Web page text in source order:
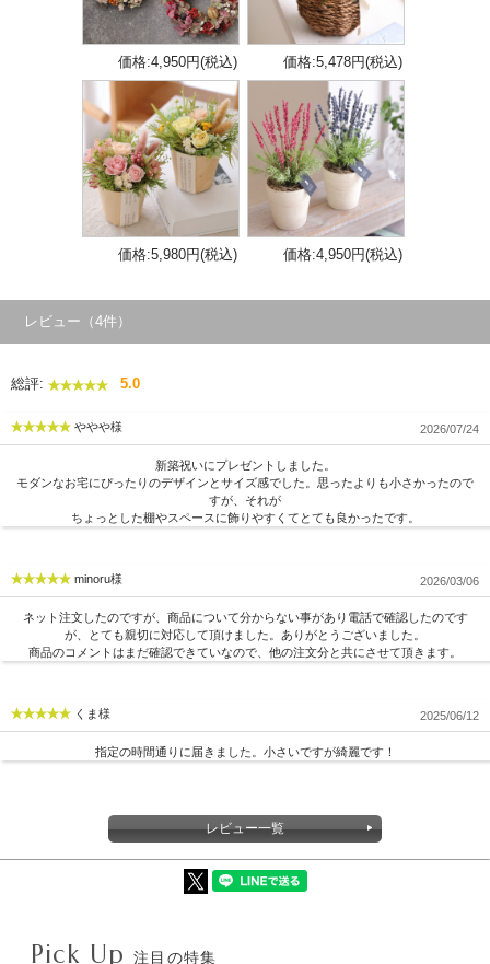
価格:4,950円(税込) 価格:5,478円(税込)
価格:5,980円(税込) 価格:4,950円(税込)
レビュー（4件）
総評: 5.0
ややや様 2026/07/24
新築祝いにプレゼントしました。
モダンなお宅にぴったりのデザインとサイズ感でした。思ったよりも小さかったので
すが、それが
ちょっとした棚やスペースに飾りやすくてとても良かったです。
minoru様 2026/03/06
ネット注文したのですが、商品について分からない事があり電話で確認したのです
が、とても親切に対応して頂けました。ありがとうございました。
商品のコメントはまだ確認できていなので、他の注文分と共にさせて頂きます。
くま様 2025/06/12
指定の時間通りに届きました。小さいですが綺麗です！
レビュー一覧